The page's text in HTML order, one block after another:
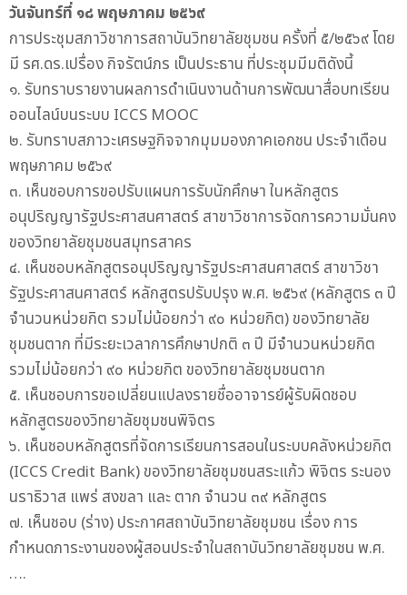
วันจันทร์ที่ ๑๘ พฤษภาคม ๒๕๖๙
การประชุมสภาวิชาการสถาบันวิทยาลัยชุมชน ครั้งที่ ๕/๒๕๖๙ โดย
มี รศ.ดร.เปรื่อง กิจรัตน์ภร เป็นประธาน ที่ประชุมมีมติดังนี้
๑. รับทราบรายงานผลการดำเนินงานด้านการพัฒนาสื่อบทเรียน
ออนไลน์บนระบบ ICCS MOOC
๒. รับทราบสภาวะเศรษฐกิจจากมุมมองภาคเอกชน ประจำเดือน
พฤษภาคม ๒๕๖๙
๓. เห็นชอบการขอปรับแผนการรับนักศึกษา ในหลักสูตร
อนุปริญญารัฐประศาสนศาสตร์ สาขาวิชาการจัดการความมั่นคง
ของวิทยาลัยชุมชนสมุทรสาคร
๔. เห็นชอบหลักสูตรอนุปริญญารัฐประศาสนศาสตร์ สาขาวิชา
รัฐประศาสนศาสตร์ หลักสูตรปรับปรุง พ.ศ. ๒๕๖๙ (หลักสูตร ๓ ปี
จำนวนหน่วยกิต รวมไม่น้อยกว่า ๙๐ หน่วยกิต) ของวิทยาลัย
ชุมชนตาก ที่มีระยะเวลาการศึกษาปกติ ๓ ปี มีจำนวนหน่วยกิต
รวมไม่น้อยกว่า ๙๐ หน่วยกิต ของวิทยาลัยชุมชนตาก
๕. เห็นชอบการขอเปลี่ยนแปลงรายชื่ออาจารย์ผู้รับผิดชอบ
หลักสูตรของวิทยาลัยชุมชนพิจิตร
๖. เห็นชอบหลักสูตรที่จัดการเรียนการสอนในระบบคลังหน่วยกิต
(ICCS Credit Bank) ของวิทยาลัยชุมชนสระแก้ว พิจิตร ระนอง
นราธิวาส แพร่ สงขลา และ ตาก จำนวน ๓๙ หลักสูตร
๗. เห็นชอบ (ร่าง) ประกาศสถาบันวิทยาลัยชุมชน เรื่อง การ
กำหนดภาระงานของผู้สอนประจำในสถาบันวิทยาลัยชุมชน พ.ศ.
….